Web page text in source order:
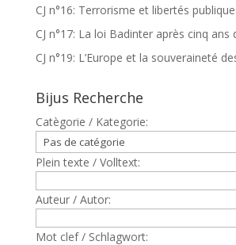
CJ n°16: Terrorisme et libertés
CJ n°17: La loi Badinter après cinq ans
CJ n°19: L’Europe et la souveraineté
Bijus Recherche
Catègorie / Kategorie:
Plein texte / Volltext:
Auteur / Autor:
Mot clef / Schlagwort: